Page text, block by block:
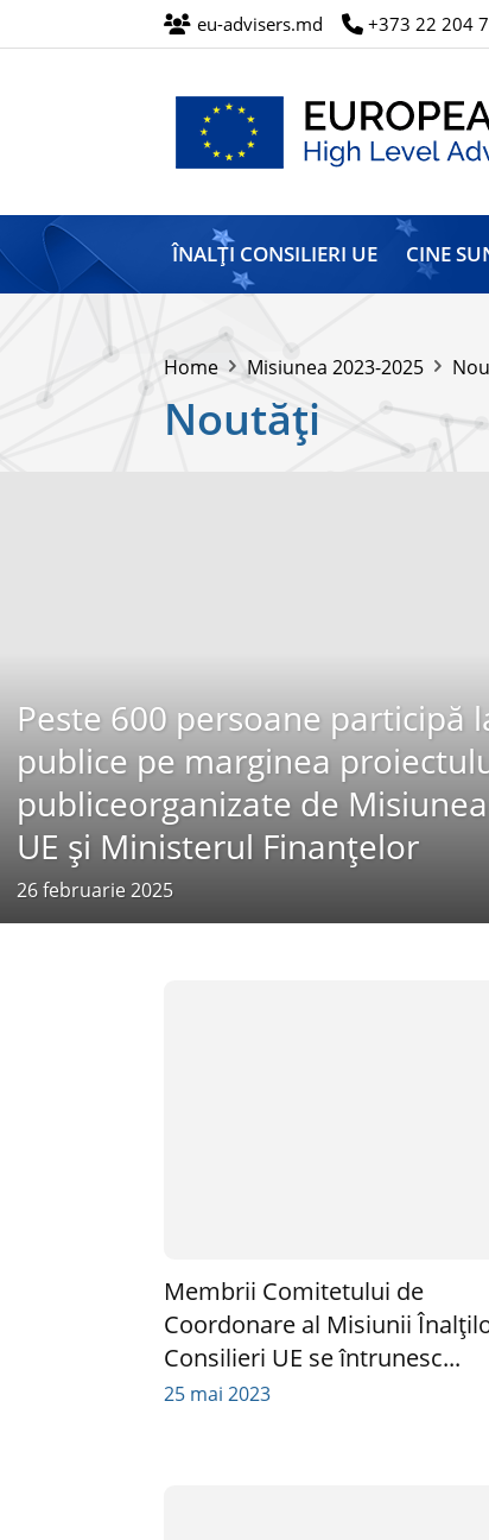
eu-advisers.md +373 22 204
Misiunea
Înalților
Consilieri
ai
Europene
ÎNALȚI CONSILIERI UE CINE
Home Misiunea 2023-2025
Noutăți
Peste 600 persoane participă
publice pe marginea
publiceorganizate de
UE și Ministerul Finanțelor
26 februarie 2025
Membrii Comitetului de
Coordonare al Misiunii
Consilieri UE se întrunesc...
25 mai 2023